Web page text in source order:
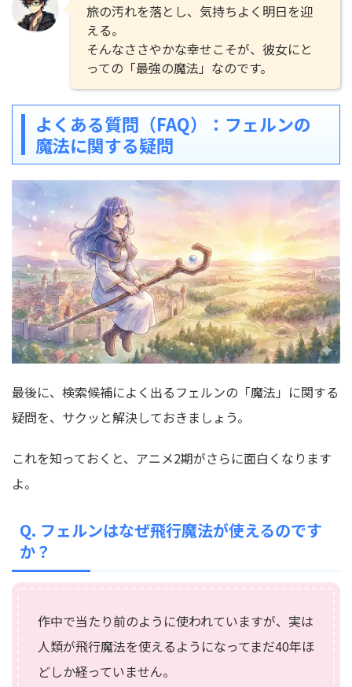
旅の汚れを落とし、気持ちよく明日を迎
える。
そんなささやかな幸せこそが、彼女にと
っての「最強の魔法」なのです。
よくある質問（FAQ）：フェルンの
魔法に関する疑問
最後に、検索候補によく出るフェルンの「魔法」に関する
疑問を、サクッと解決しておきましょう。
これを知っておくと、アニメ2期がさらに面白くなります
よ。
Q. フェルンはなぜ飛行魔法が使えるのです
か？
作中で当たり前のように使われていますが、実は
人類が飛行魔法を使えるようになってまだ40年ほ
どしか経っていません。